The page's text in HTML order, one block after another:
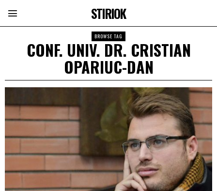
STIRIOK
BROWSE TAG
CONF. UNIV. DR. CRISTIAN
OPARIUC-DAN